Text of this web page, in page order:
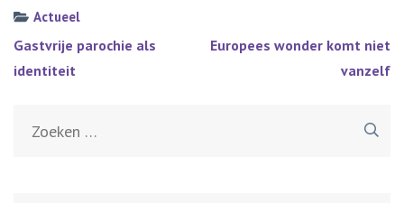
Actueel
Bericht
navigatie
Gastvrije parochie als
identiteit
Europees wonder komt niet
vanzelf